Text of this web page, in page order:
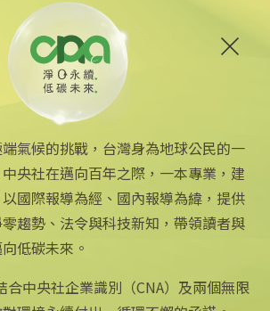
車無紙化9/8上線
關注更多
友善連結
公司簡介
企業識別
氣候的挑戰，台灣身為地球公民的一
央社在邁向百年之際，一本專業，建
國際報導為經、國內報導為緯，提供
趨勢、法令與科技新知，帶領讀者與
低碳未來。
合中央社企業識別（CNA）及兩個無限